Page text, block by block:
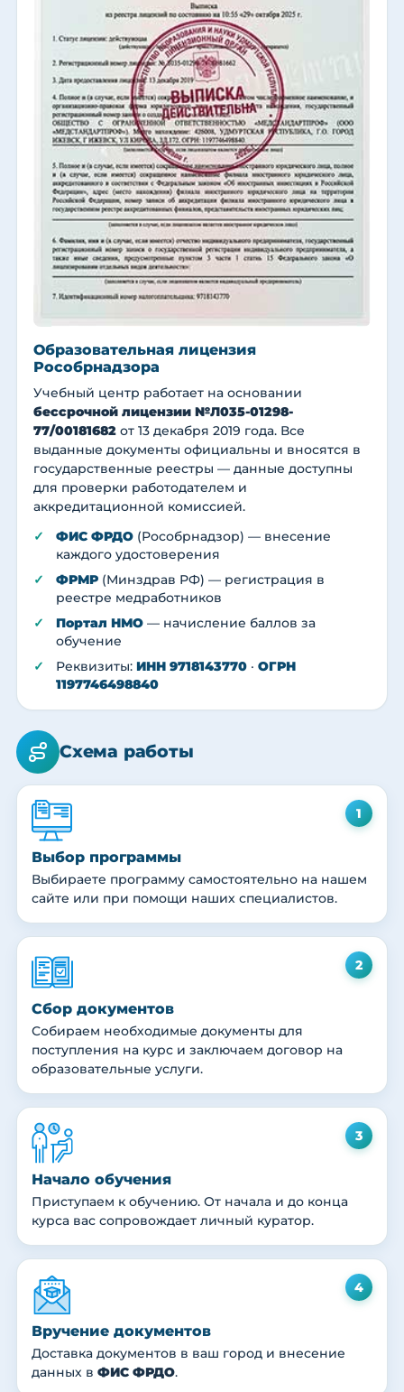
Образовательная лицензия
Рособрнадзора
Учебный центр работает на основании
бессрочной лицензии №Л035-01298-
77/00181682 от 13 декабря 2019 года. Все
выданные документы официальны и вносятся в
государственные реестры — данные доступны
для проверки работодателем и
аккредитационной комиссией.
ФИС ФРДО (Рособрнадзор) — внесение
каждого удостоверения
ФРМР (Минздрав РФ) — регистрация в
реестре медработников
Портал НМО — начисление баллов за
обучение
Реквизиты: ИНН 9718143770 · ОГРН
1197746498840
Схема работы
1
Выбор программы
Выбираете программу самостоятельно на нашем
сайте или при помощи наших специалистов.
2
Сбор документов
Собираем необходимые документы для
поступления на курс и заключаем договор на
образовательные услуги.
3
Начало обучения
Приступаем к обучению. От начала и до конца
курса вас сопровождает личный куратор.
4
Вручение документов
Доставка документов в ваш город и внесение
данных в ФИС ФРДО.